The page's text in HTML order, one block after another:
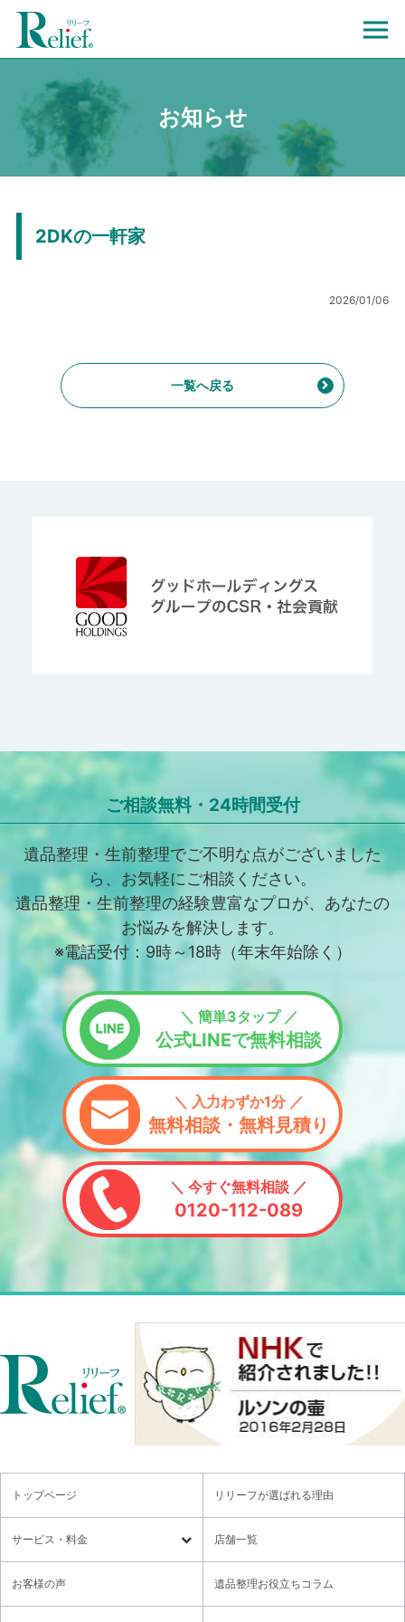
お知らせ
2DKの一軒家
2026/01/06
一覧へ戻る
ご相談無料・24時間受付
遺品整理・生前整理でご不明な点がございました
ら、お気軽にご相談ください。
遺品整理・生前整理の経験豊富なプロが、あなたの
お悩みを解決します。
※電話受付：9時～18時（年末年始除く）
＼ 簡単3タップ ／
公式LINEで無料相談
＼ 入力わずか1分 ／
無料相談・無料見積り
＼ 今すぐ無料相談 ／
0120-112-089
トップページ リリーフが選ばれる理由
サービス・料金
遺品整理 残置物撤去
特殊清掃・孤独死 ゴミ屋敷・モノ屋敷
店舗一覧
お客様の声 遺品整理お役立ちコラム